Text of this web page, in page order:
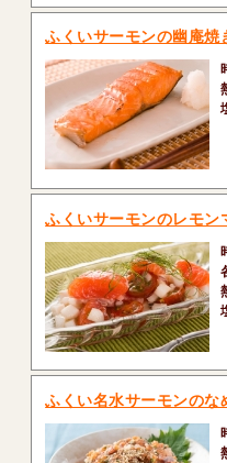
ふくいサーモンの幽庵焼
ふくいサーモンのレモン
ふくい名水サーモンのな